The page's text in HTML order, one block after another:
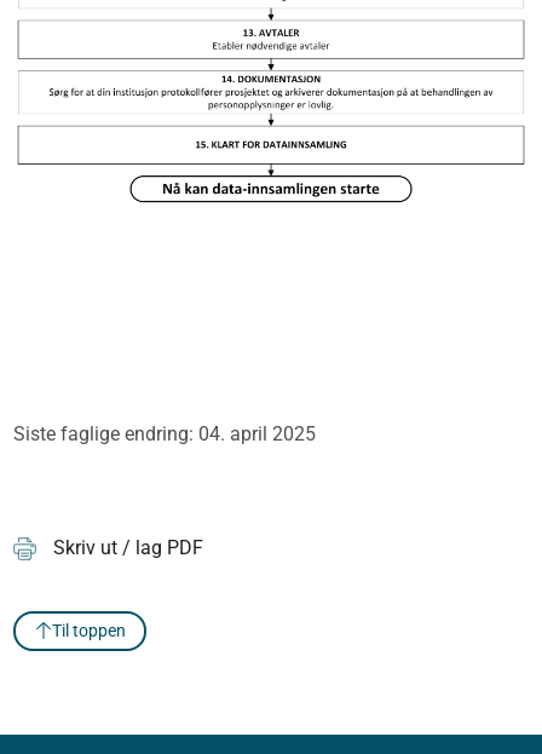
Siste faglige endring: 04. april 2025
Skriv ut / lag PDF
Til toppen